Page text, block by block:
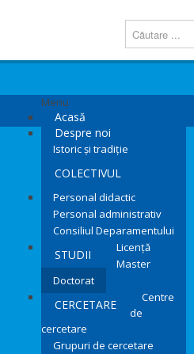
Menu
Acasă
Despre noi
Istoric și tradiție
COLECTIVUL
Personal didactic
Personal administrativ
Consiliul Deparamentului
STUDII
Licență
Master
Doctorat
CERCETARE
Centre
de
cercetare
Grupuri de cercetare